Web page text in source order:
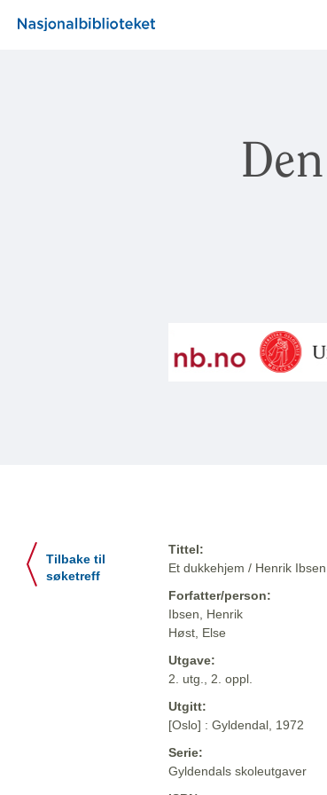
Tilbake til
søketreff
Tittel:
Et dukkehjem / Henrik
Forfatter/person:
Ibsen, Henrik
Høst, Else
Utgave:
2. utg., 2. oppl.
Utgitt:
[Oslo] : Gyldendal, 1972
Serie:
Gyldendals skoleutgaver